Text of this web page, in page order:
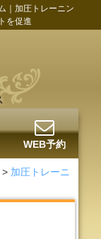
｜加圧トレーニン
を促進
WEB予約
> 加圧トレーニ